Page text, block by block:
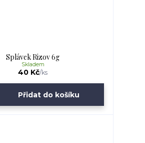
Splávek Rizov 6g
40 Kč/ks
Skladem
Přidat do košíku